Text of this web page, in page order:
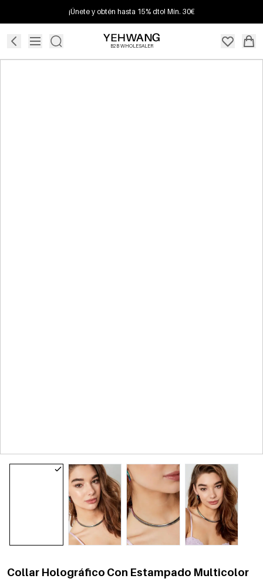
¡Únete y obtén hasta 15% dto! Mín. 30€
B2B WHOLESALER
Collar Holográfico Con Estampado Multicolor